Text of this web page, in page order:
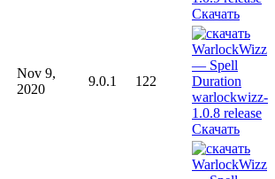
Скачать
Nov 9,
2020
9.0.1 122
Скачать